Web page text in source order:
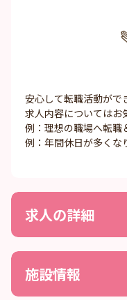
安心して転職活動がで
求人内容についてはお
例：理想の職場へ転職
例：年間休日が多くな
求人の詳細
施設情報